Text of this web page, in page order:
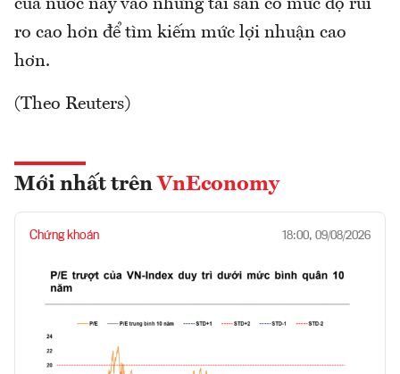
của nước này vào những tài sản có mức độ rủi
ro cao hơn để tìm kiếm mức lợi nhuận cao
hơn.
(Theo Reuters)
Mới nhất trên VnEconomy
Chứng khoán 18:00, 09/08/2026